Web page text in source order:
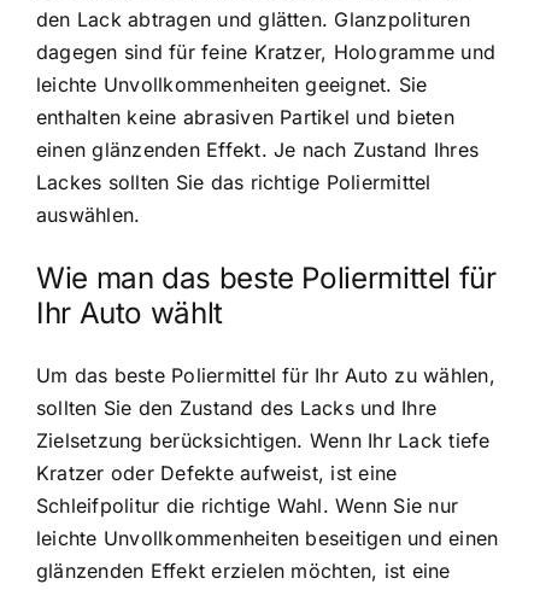
den Lack abtragen und glätten. Glanzpolituren
dagegen sind für feine Kratzer, Hologramme und
leichte Unvollkommenheiten geeignet. Sie
enthalten keine abrasiven Partikel und bieten
einen glänzenden Effekt. Je nach Zustand Ihres
Lackes sollten Sie das richtige Poliermittel
auswählen.
Wie man das beste Poliermittel für
Ihr Auto wählt
Um das beste Poliermittel für Ihr Auto zu wählen,
sollten Sie den Zustand des Lacks und Ihre
Zielsetzung berücksichtigen. Wenn Ihr Lack tiefe
Kratzer oder Defekte aufweist, ist eine
Schleifpolitur die richtige Wahl. Wenn Sie nur
leichte Unvollkommenheiten beseitigen und einen
glänzenden Effekt erzielen möchten, ist eine